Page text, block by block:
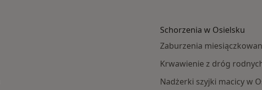
Schorzenia w Osielsku
Zaburzenia
Krwawienie z dróg
Nadżerki szyjki macicy w